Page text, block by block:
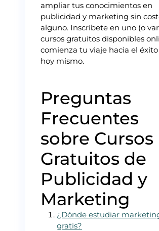
ampliar tus conocimientos en
publicidad y marketing sin
alguno. Inscríbete en uno (o
cursos gratuitos disponibles
comienza tu viaje hacia el
hoy mismo.
Preguntas
Frecuentes
sobre Cursos
Gratuitos de
Publicidad y
Marketing
¿Dónde estudiar
gratis?